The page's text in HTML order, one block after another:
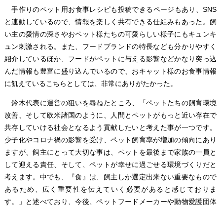
手作りのペット用お食事レシピも投稿できるページもあり、SNS
と連動しているので、情報を楽しく共有できる仕組みもあった。飼
い主の愛情の深さやおペット様たちの可愛らしい様子にもキュンキ
ュン刺激される。また、フードブランドの特長なども分かりやすく
紹介しているほか、フードがペットに与える影響などかなり突っ込
んだ情報も豊富に盛り込んでいるので、おキャット様のお食事情報
に飢えているこちらとしては、非常にありがたかった。
鈴木代表に運営の狙いを尋ねたところ、「ペットたちの飼育環境
改善、そして欧米諸国のように、人間とペットがもっと近い存在で
共存していける社会となるよう貢献したいと考えた事が一つです。
少子化やコロナ禍の影響を受け、ペット飼育率が増加の傾向にあり
ますが、飼主にとって大切な事は、ペットを最後まで家族の一員と
して迎える責任、そして、ペットが幸せに過ごせる環境づくりだと
考えます。中でも、『食』は、飼主しか選定出来ない重要なもので
あるため、広く重要性を伝えていく必要があると感じておりま
す。」と述べており、今後、ペットフードメーカーや動物愛護団体